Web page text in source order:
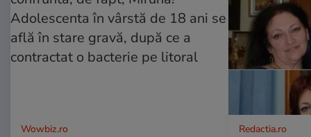
Wowbiz.ro Redactia.ro